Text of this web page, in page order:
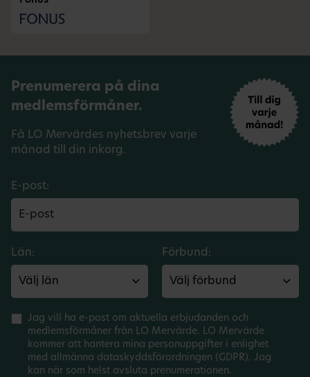
Prenumerera på dina
medlemsförmåner.
Få LO Mervärdes nyhetsbrev varje
månad till din inkorg.
E-post:
Län: Förbund:
Jag vill ha e-post om aktuella erbjudanden och
medlemsförmåner från LO Mervärde. LO Mervärde
kommer att hantera mina personuppgifter i enlighet
med allmänna dataskyddsförordningen (GDPR). Jag
kan när som helst avsluta prenumerationen.